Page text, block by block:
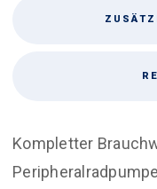
Kompletter